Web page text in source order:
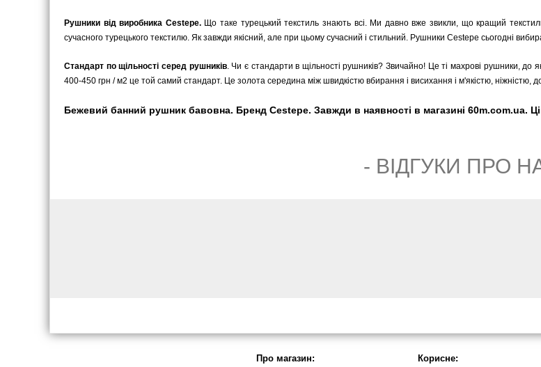
Рушники від виробника Cestepe.Що таке турецький текстиль знають всі. Ми давно вже звикли, що кращий
сучасного турецького текстилю. Як завжди якісний, але при цьому сучасний і стильний. Рушники Cestepe сьогодні
Стандарт по щільності серед рушників. Чи є стандарти в щільності рушників? Звичайно! Це ті махрові рушники, до
400-450 грн / м2 це той самий стандарт. Це золота середина між швидкістю вбирання і висихання і м'якістю, ніжністю,
Бежевий банний рушник бавовна. Бренд Cestepe. Завжди в наявності в магазині 60m.com.ua.
- ВIДГУКИ ПРО
Про магазин: Корисне: